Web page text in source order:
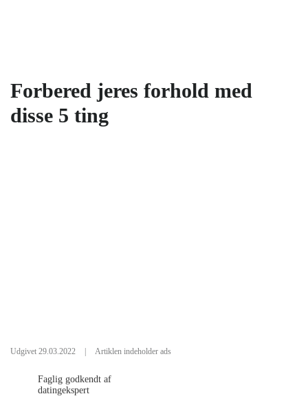
Forbered jeres forhold med
disse 5 ting
Udgivet 29.03.2022 Artiklen indeholder ads
Faglig godkendt af
datingekspert